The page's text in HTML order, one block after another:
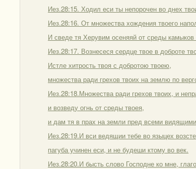
Иез.28:15. Ходил еси ты непорочен во днех
Иез.28:16. От множества хождения твоего
И сведе тя Херувим осеняяй от среды камыков
Иез.28:17. Вознесеся сердце твое в доброте
Истле хитрость твоя с добротою твоею,
множества ради грехов твоих на землю по
Иез.28:18.Множества ради грехов твоих, и
и возведу огнь от среды твоея,
и дам тя в прах на земли пред всеми
Иез.28:19.И вси ведящии тебе во языцех
пагуба учинен еси, и не будеши ктому во век.
Иез.28:20.И бысть слово Господне ко мне,